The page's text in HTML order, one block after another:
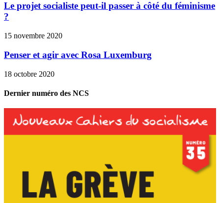
Le projet socialiste peut-il passer à côté du féminisme
?
15 novembre 2020
Penser et agir avec Rosa Luxemburg
18 octobre 2020
Dernier numéro des NCS